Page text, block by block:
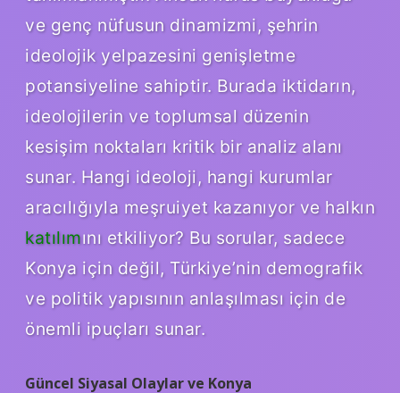
ve genç nüfusun dinamizmi, şehrin
ideolojik yelpazesini genişletme
potansiyeline sahiptir. Burada iktidarın,
ideolojilerin ve toplumsal düzenin
kesişim noktaları kritik bir analiz alanı
sunar. Hangi ideoloji, hangi kurumlar
aracılığıyla meşruiyet kazanıyor ve halkın
katılımını etkiliyor? Bu sorular, sadece
Konya için değil, Türkiye’nin demografik
ve politik yapısının anlaşılması için de
önemli ipuçları sunar.
Güncel Siyasal Olaylar ve Konya